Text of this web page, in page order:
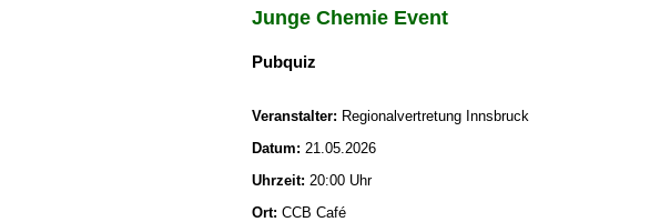
Junge Chemie Event
Pubquiz
Veranstalter: Regionalvertretung Innsbruck
Datum: 21.05.2026
Uhrzeit: 20:00 Uhr
Ort: CCB Café